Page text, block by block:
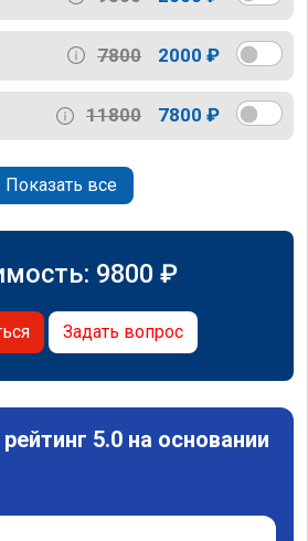
7800 2000 ₽
11800 7800 ₽
Показать все
9800 ₽
Задать вопрос
5.0 на основании